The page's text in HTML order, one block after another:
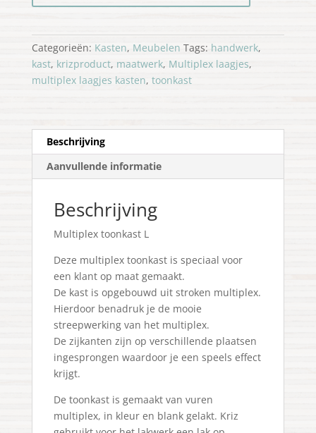
2
Categorieën: Kasten, Meubelen Tags: handwerk,
kast, krizproduct, maatwerk, Multiplex laagjes,
multiplex laagjes kasten, toonkast
Beschrijving
Aanvullende informatie
Beschrijving
Multiplex toonkast L
Deze multiplex toonkast is speciaal voor
een klant op maat gemaakt.
De kast is opgebouwd uit stroken multiplex.
Hierdoor benadruk je de mooie
streepwerking van het multiplex.
De zijkanten zijn op verschillende plaatsen
ingesprongen waardoor je een speels effect
krijgt.
De toonkast is gemaakt van vuren
multiplex, in kleur en blank gelakt. Kriz